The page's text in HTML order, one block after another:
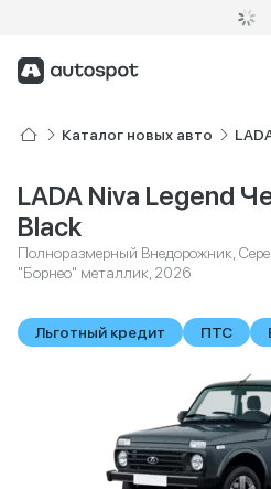
Каталог новых авто
LADA Niva Legend
Black
Полноразмерный Внедорожник,
"Борнео" металлик, 2026
Льготный кредит ПТС